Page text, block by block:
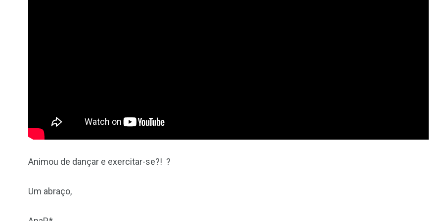
Animou de dançar e exercitar-se?! ?
Um abraço,